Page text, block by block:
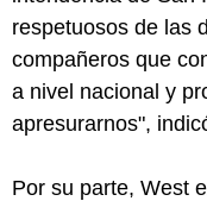
respetuosos de las
compañeros que
a nivel nacional y
apresurarnos",
Por su parte, West